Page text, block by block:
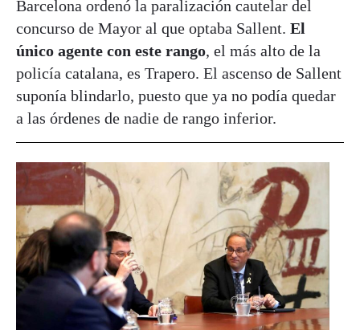
Barcelona ordenó la paralización cautelar del
concurso de Mayor al que optaba Sallent. El
único agente con este rango, el más alto de la
policía catalana, es Trapero. El ascenso de Sallent
suponía blindarlo, puesto que ya no podía quedar
a las órdenes de nadie de rango inferior.